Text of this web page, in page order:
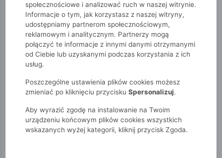
51015kids
Dziewczynki 2-7 lat
Koszulka dziewczęca z ptakiem
społecznościowe i analizować ruch w naszej witrynie.
Informacje o tym, jak korzystasz z naszej witryny,
udostępniamy partnerom społecznościowym,
reklamowym i analitycznym. Partnerzy mogą
połączyć te informacje z innymi danymi otrzymanymi
od Ciebie lub uzyskanymi podczas korzystania z ich
usług.
Poszczególne ustawienia plików cookies możesz
zmieniać po kliknięciu przycisku Spersonalizuj.
Aby wyrazić zgodę na instalowanie na Twoim
urządzeniu końcowym plików cookies wszystkich
wskazanych wyżej kategorii, kliknij przycisk Zgoda.